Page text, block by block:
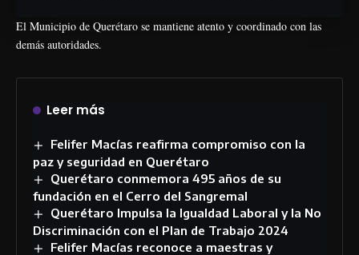
El Municipio de Querétaro se mantiene atento y coordinado con las
demás autoridades.
Leer más
Felifer Macías reafirma compromiso con la
paz y seguridad en Querétaro
Querétaro conmemora 495 años de su
fundación en el Cerro del Sangremal
Querétaro Impulsa la Igualdad Laboral y la No
Discriminación con el Plan de Trabajo 2024
Felifer Macías reconoce a maestras y